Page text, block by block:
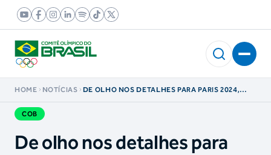
HOME NOTÍCIAS
DE OLHO NOS DETALHES PARA PARIS 2024,
COB
De olho nos detalhes para